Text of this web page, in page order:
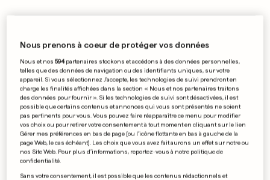
Nous prenons à coeur de protéger vos données
Nous et nos594partenaires stockons et accédons à des données personnelles,
telles que des données de navigation ou des identifiants uniques, sur votre
appareil. Si vous sélectionnez J'accepte, les technologies de suivi prendront en
charge les finalités affichées dans la section « Nous et nos partenaires traitons
des données pour fournir ». Si les technologies de suivi sont désactivées, il est
possible que certains contenus et annonces qui vous sont présentés ne soient
pas pertinents pour vous. Vous pouvez faire réapparaître ce menu pour modifier
vos choix ou pour retirer votre consentement à tout moment en cliquant sur le lien
Gérer mes préférences en bas de page [ou l'icône flottante en bas à gauche de la
page Web, le cas échéant]. Les choix que vous avez fait aurons un effet sur notre ou
nos Site Web. Pour plus d’informations, reportez-vous à notre politique de
confidentialité.
Sans votre consentement, il est possible que les contenus rédactionnels et